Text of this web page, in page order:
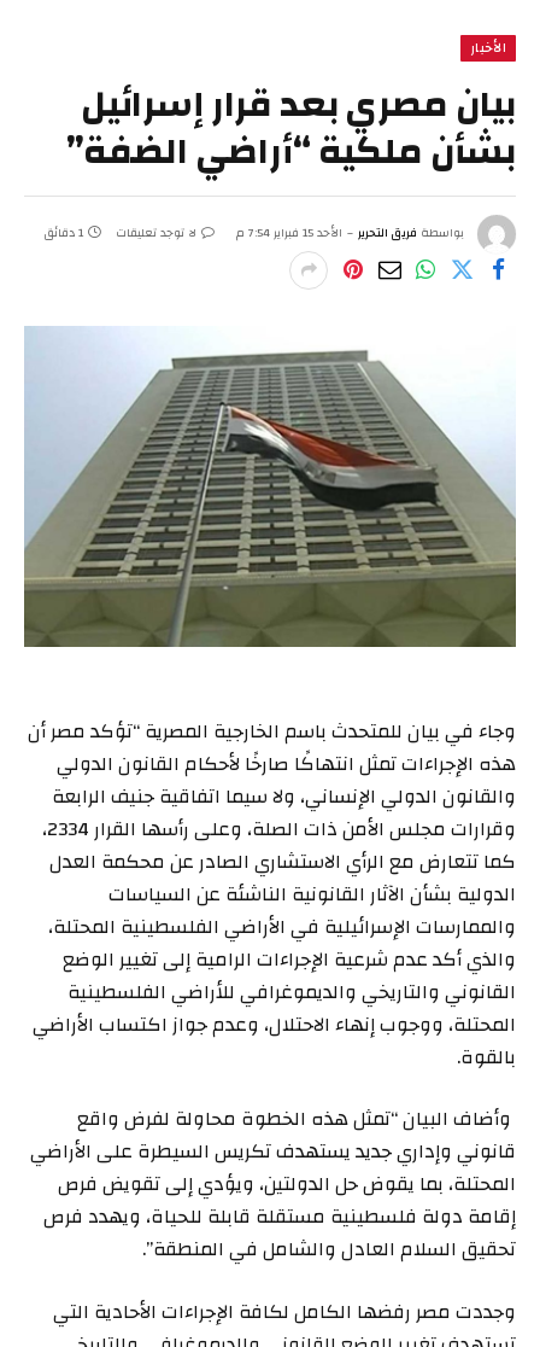
الأخبار
بيان مصري بعد قرار إسرائيل
بشأن ملكية “أراضي الضفة”
بواسطة فريق التحرير الأحد 15 فبراير 7:54 م لا توجد تعليقات 1 دقائق
وجاء في بيان للمتحدث باسم الخارجية المصرية “تؤكد مصر أن
هذه الإجراءات تمثل انتهاكًا صارخًا لأحكام القانون الدولي
والقانون الدولي الإنساني، ولا سيما اتفاقية جنيف الرابعة
وقرارات مجلس الأمن ذات الصلة، وعلى رأسها القرار 2334،
كما تتعارض مع الرأي الاستشاري الصادر عن محكمة العدل
الدولية بشأن الآثار القانونية الناشئة عن السياسات
والممارسات الإسرائيلية في الأراضي الفلسطينية المحتلة،
والذي أكد عدم شرعية الإجراءات الرامية إلى تغيير الوضع
القانوني والتاريخي والديموغرافي للأراضي الفلسطينية
المحتلة، ووجوب إنهاء الاحتلال، وعدم جواز اكتساب الأراضي
بالقوة.
وأضاف البيان “تمثل هذه الخطوة محاولة لفرض واقع
قانوني وإداري جديد يستهدف تكريس السيطرة على الأراضي
المحتلة، بما يقوض حل الدولتين، ويؤدي إلى تقويض فرص
إقامة دولة فلسطينية مستقلة قابلة للحياة، ويهدد فرص
تحقيق السلام العادل والشامل في المنطقة”.
وجددت مصر رفضها الكامل لكافة الإجراءات الأحادية التي